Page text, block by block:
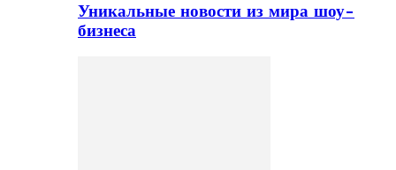
Уникальные новости из мира шоу-
бизнеса